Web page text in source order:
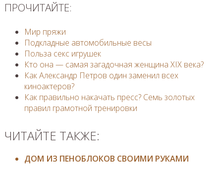
ПРОЧИТАЙТЕ:
Мир пряжи
Подкладные автомобильные весы
Польза секс игрушек
​Кто она — самая загадочная женщина XIX века?
Как Александр Петров один заменил всех
киноактеров?
Как правильно накачать пресс? Семь золотых
правил грамотной тренировки
ЧИТАЙТЕ ТАКЖЕ:
ДОМ ИЗ ПЕНОБЛОКОВ СВОИМИ РУКАМИ